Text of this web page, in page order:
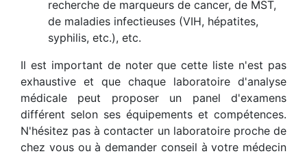
recherche de marqueurs de cancer, de MST,
de maladies infectieuses (VIH, hépatites,
syphilis, etc.), etc.
Il est important de noter que cette liste n'est pas
exhaustive et que chaque laboratoire d'analyse
médicale peut proposer un panel d'examens
différent selon ses équipements et compétences.
N'hésitez pas à contacter un laboratoire proche de
chez vous ou à demander conseil à votre médecin